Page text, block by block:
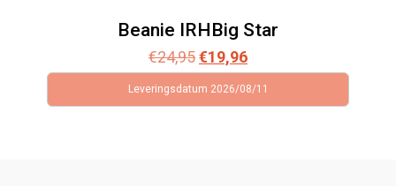
Beanie IRHBig Star
€24,95Oorspronkelijke
prijs
€19,96Huidige
prijs
Leveringsdatum 2026/08/11